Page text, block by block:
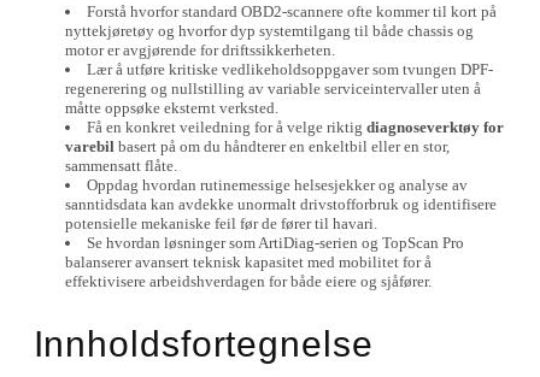
Forstå hvorfor standard OBD2-scannere ofte kommer til kort på
nyttekjøretøy og hvorfor dyp systemtilgang til både chassis og
motor er avgjørende for driftssikkerheten.
Lær å utføre kritiske vedlikeholdsoppgaver som tvungen DPF-
regenerering og nullstilling av variable serviceintervaller uten å
måtte oppsøke eksternt verksted.
Få en konkret veiledning for å velge riktig diagnoseverktøy for
varebil basert på om du håndterer en enkeltbil eller en stor,
sammensatt flåte.
Oppdag hvordan rutinemessige helsesjekker og analyse av
sanntidsdata kan avdekke unormalt drivstofforbruk og identifisere
potensielle mekaniske feil før de fører til havari.
Se hvordan løsninger som ArtiDiag-serien og TopScan Pro
balanserer avansert teknisk kapasitet med mobilitet for å
effektivisere arbeidshverdagen for både eiere og sjåfører.
Innholdsfortegnelse